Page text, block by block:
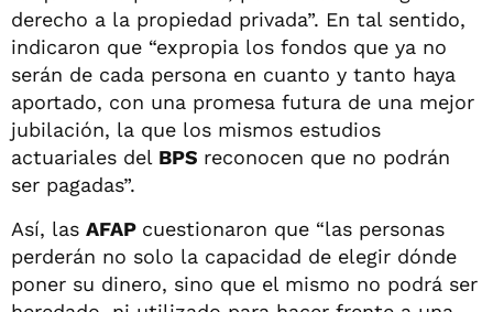
derecho a la propiedad privada”. En tal sentido,
indicaron que “expropia los fondos que ya no
serán de cada persona en cuanto y tanto haya
aportado, con una promesa futura de una mejor
jubilación, la que los mismos estudios
actuariales del BPS reconocen que no podrán
ser pagadas”.
Así, las AFAP cuestionaron que “las personas
perderán no solo la capacidad de elegir dónde
poner su dinero, sino que el mismo no podrá ser